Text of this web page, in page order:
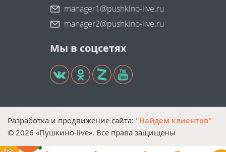
manager1@pushkino-live.ru
manager2@pushkino-live.ru
Мы в соцсетях
Разработка и продвижение сайта: "Найдем клиентов"
© 2026 «Пушкино-live». Все права защищены